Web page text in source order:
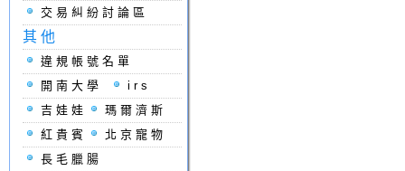
交易糾紛討論區
其他
違規帳號名單
開南大學
irs
吉娃娃
瑪爾濟斯
紅貴賓
北京寵物
長毛臘腸